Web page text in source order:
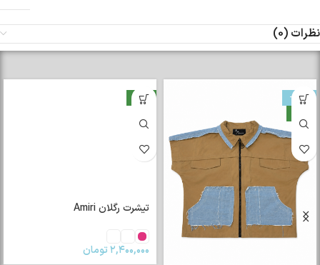
نظرات (0)
-33%
جدید
تیشرت رگلان Amiri
۲,۴۰۰,۰۰۰تومان